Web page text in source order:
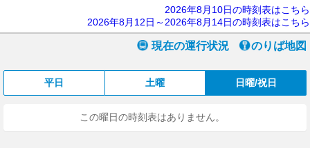
2026年8月10日の時刻表はこちら
2026年8月12日～2026年8月14日の時刻表はこちら
現在の運行状況 のりば地図
平日 土曜 日曜/祝日
この曜日の時刻表はありません。